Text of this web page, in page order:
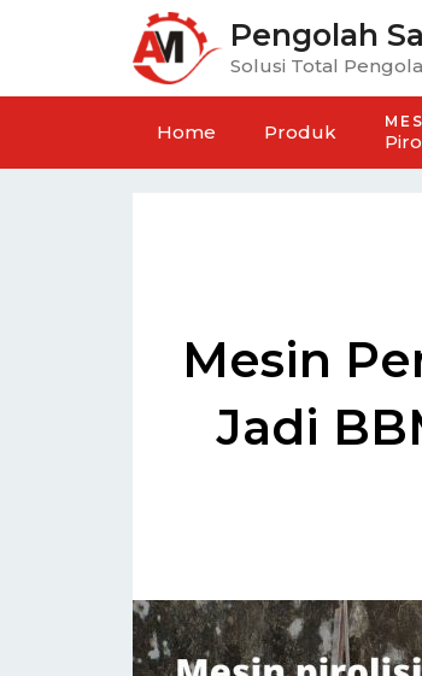
Pengolah
Solusi Total
Home Produk
Mesin
Jadi
Mesin